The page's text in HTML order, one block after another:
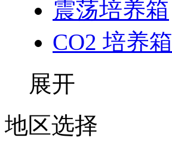
震荡培养箱
CO2 培养箱
展开
地区选择